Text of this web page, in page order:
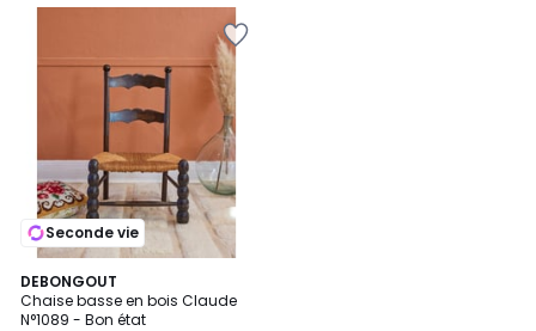
Seconde vie
DEBONGOUT
Chaise basse en bois Claude
N°1089 - Bon état